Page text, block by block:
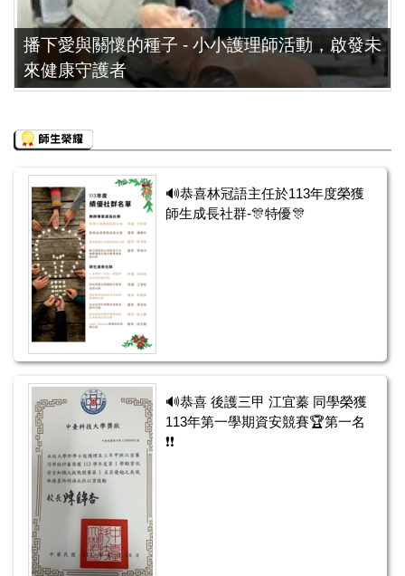
播下愛與關懷的種子 - 小小護理師活動，啟發未
來健康守護者
🔊恭喜林冠語主任於113年度榮獲
師生成長社群-🎊特優🎊
🔊恭喜 後護三甲 江宜蓁 同學榮獲
113年第一學期資安競賽🏆第一名
❗❗